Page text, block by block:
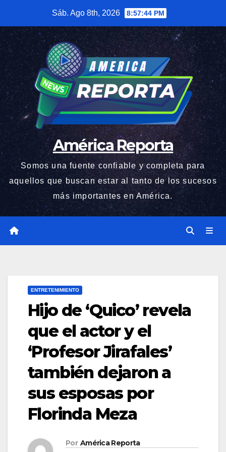
contenido
Sáb. Ago 8th, 2026 8:57:45 PM
América Reporta
Somos una fuente confiable y completa para
aquellos que buscan estar al tanto de los sucesos
más importantes en América.
ENTRETENIMIENTO
Hijo de ‘Quico’ revela
que el actor y el
‘Profesor Jirafales’
también dejaron a
sus esposas por
Florinda Meza
Por América Reporta